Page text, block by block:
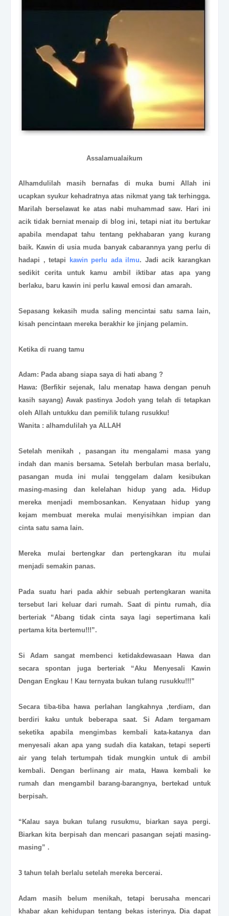
Assalamualaikum
Alhamdulilah masih bernafas di muka bumi Allah ini
ucapkan syukur kehadratnya atas nikmat yang tak terhingga.
Marilah berselawat ke atas nabi muhammad saw. Hari ini
acik tidak berniat menaip di blog ini, tetapi niat itu bertukar
apabila mendapat tahu tentang pekhabaran yang kurang
baik. Kawin di usia muda banyak cabarannya yang perlu di
hadapi , tetapi kawin perlu ada ilmu. Jadi acik karangkan
sedikit cerita untuk kamu ambil iktibar atas apa yang
berlaku, baru kawin ini perlu kawal emosi dan amarah.
Sepasang kekasih muda saling mencintai satu sama lain,
kisah pencintaan mereka berakhir ke jinjang pelamin.
Ketika di ruang tamu
Adam: Pada abang siapa saya di hati abang ?
Hawa: (Berfikir sejenak, lalu menatap hawa dengan penuh
kasih sayang) Awak pastinya Jodoh yang telah di tetapkan
oleh Allah untukku dan pemilik tulang rusukku!
Wanita : alhamdulilah ya ALLAH
Setelah menikah , pasangan itu mengalami masa yang
indah dan manis bersama. Setelah berbulan masa berlalu,
pasangan muda ini mulai tenggelam dalam kesibukan
masing-masing dan kelelahan hidup yang ada. Hidup
mereka menjadi membosankan. Kenyataan hidup yang
kejam membuat mereka mulai menyisihkan impian dan
cinta satu sama lain.
Mereka mulai bertengkar dan pertengkaran itu mulai
menjadi semakin panas.
Pada suatu hari pada akhir sebuah pertengkaran wanita
tersebut lari keluar dari rumah. Saat di pintu rumah, dia
berteriak “Abang tidak cinta saya lagi sepertimana kali
pertama kita bertemu!!!”.
Si Adam sangat membenci ketidakdewasaan Hawa dan
secara spontan juga berteriak “Aku Menyesali Kawin
Dengan Engkau ! Kau ternyata bukan tulang rusukku!!!”
Secara tiba-tiba hawa perlahan langkahnya ,terdiam, dan
berdiri kaku untuk beberapa saat. Si Adam tergamam
seketika apabila mengimbas kembali kata-katanya dan
menyesali akan apa yang sudah dia katakan, tetapi seperti
air yang telah tertumpah tidak mungkin untuk di ambil
kembali. Dengan berlinang air mata, Hawa kembali ke
rumah dan mengambil barang-barangnya, bertekad untuk
berpisah.
“Kalau saya bukan tulang rusukmu, biarkan saya pergi.
Biarkan kita berpisah dan mencari pasangan sejati masing-
masing” .
3 tahun telah berlalu setelah mereka bercerai.
Adam masih belum menikah, tetapi berusaha mencari
khabar akan kehidupan tentang bekas isterinya. Dia dapat